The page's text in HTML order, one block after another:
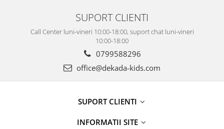
SUPORT CLIENTI
Call Center luni-vineri 10:00-18:00, suport chat luni-vineri
10:00-18:00
0799588296
office@dekada-kids.com
SUPORT CLIENTI
INFORMATII SITE